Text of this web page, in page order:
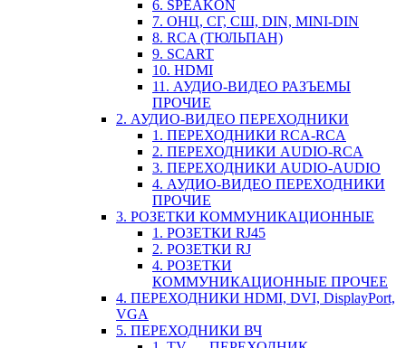
6. SPEAKON
7. ОНЦ, СГ, СШ, DIN, MINI-DIN
8. RCA (ТЮЛЬПАН)
9. SCART
10. HDMI
11. АУДИО-ВИДЕО РАЗЪЕМЫ
ПРОЧИЕ
2. АУДИО-ВИДЕО ПЕРЕХОДНИКИ
1. ПЕРЕХОДНИКИ RCA-RCA
2. ПЕРЕХОДНИКИ AUDIO-RCA
3. ПЕРЕХОДНИКИ AUDIO-AUDIO
4. АУДИО-ВИДЕО ПЕРЕХОДНИКИ
ПРОЧИЕ
3. РОЗЕТКИ КОММУНИКАЦИОННЫЕ
1. РОЗЕТКИ RJ45
2. РОЗЕТКИ RJ
4. РОЗЕТКИ
КОММУНИКАЦИОННЫЕ ПРОЧЕЕ
4. ПЕРЕХОДНИКИ HDMI, DVI, DisplayPort,
VGA
5. ПЕРЕХОДНИКИ ВЧ